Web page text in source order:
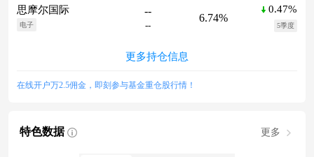
思摩尔国际
电子
--
--
6.74%
0.47%
5季度
更多持仓信息
在线开户万2.5佣金，即刻参与基金重仓股行情！
特色数据 更多